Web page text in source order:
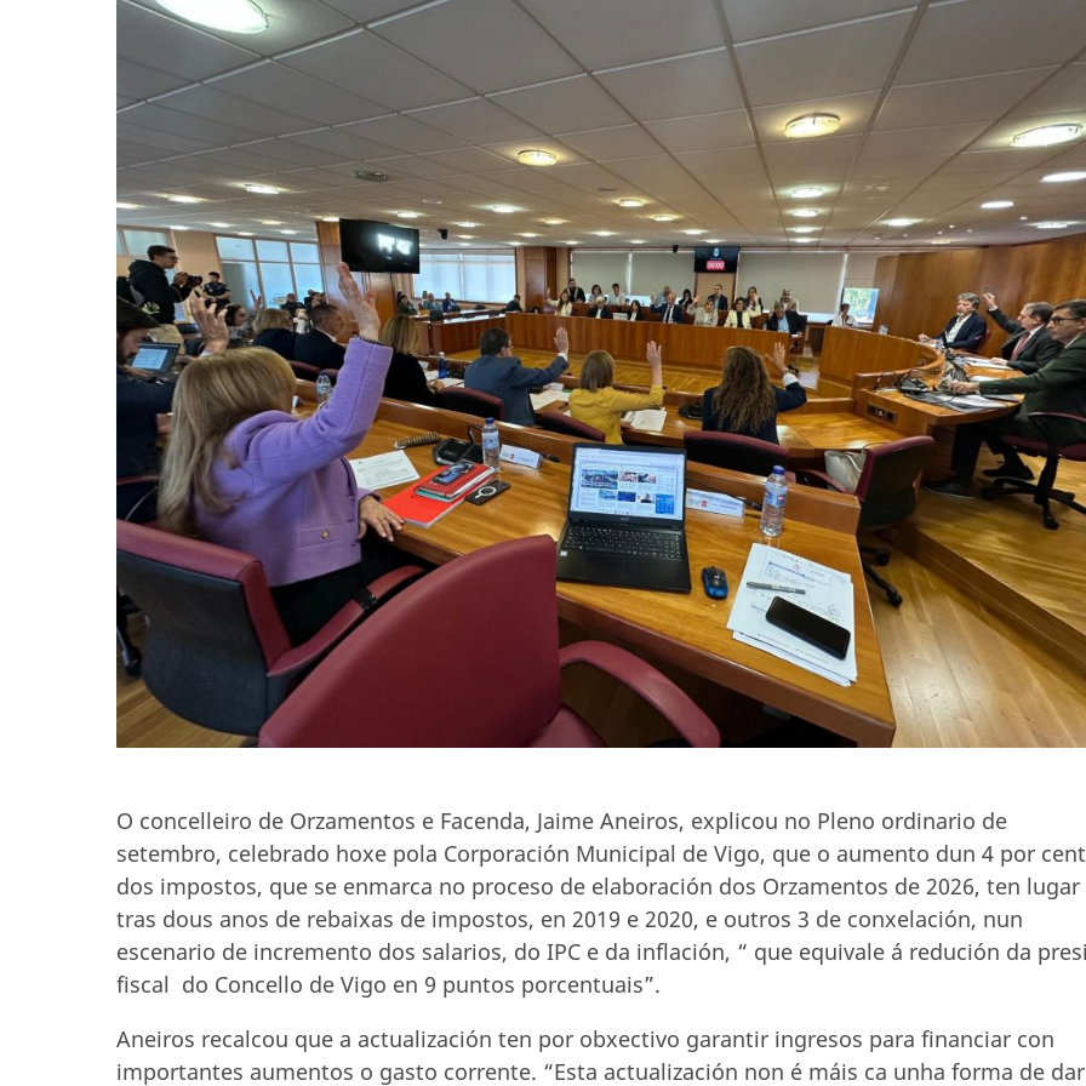
O concelleiro de Orzamentos e Facenda, Jaime Aneiros, explicou no Pleno ordinario de
setembro, celebrado hoxe pola Corporación Municipal de Vigo, que o aumento dun 4 por
dos impostos, que se enmarca no proceso de elaboración dos Orzamentos de 2026, ten lugar
tras dous anos de rebaixas de impostos, en 2019 e 2020, e outros 3 de conxelación, nun
escenario de incremento dos salarios, do IPC e da inflación, “ que equivale á redución da
fiscal do Concello de Vigo en 9 puntos porcentuais”.
Aneiros recalcou que a actualización ten por obxectivo garantir ingresos para financiar con
importantes aumentos o gasto corrente. “Esta actualización non é máis ca unha forma de dar